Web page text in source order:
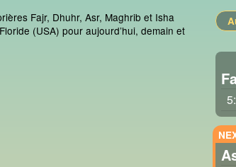
Fajr, Dhuhr, Asr, Maghrib et Isha
(USA) pour aujourd’hui, demain et